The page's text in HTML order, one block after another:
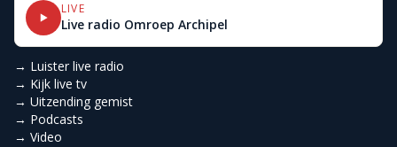
LIVE
Live radio Omroep Archipel
→ Luister live radio
→ Kijk live tv
→ Uitzending gemist
→ Podcasts
→ Video